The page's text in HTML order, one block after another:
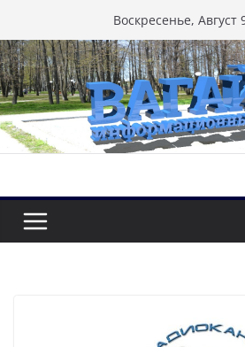
к
содержимому
Воскресенье, Август